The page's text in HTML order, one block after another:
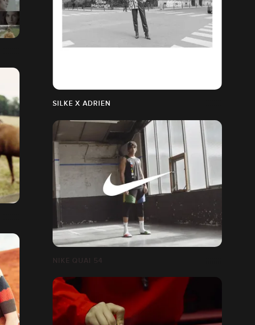
SILKE X ADRIEN
NIKE QUAI 54